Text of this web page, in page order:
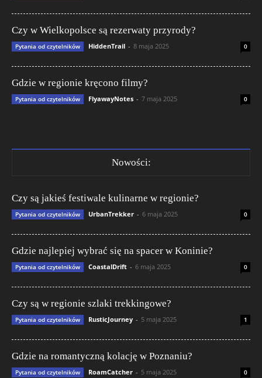
Czy w Wielkopolsce są rezerwaty przyrody?
Pytania od czytelników HiddenTrail - 8 maja 2025 0
Gdzie w regionie kręcono filmy?
Pytania od czytelników FlyawayNotes - 7 maja 2025 0
Nowości:
Czy są jakieś festiwale kulinarne w regionie?
Pytania od czytelników UrbanTrekker - 6 maja 2025 0
Gdzie najlepiej wybrać się na spacer w Koninie?
Pytania od czytelników CoastalDrift - 6 maja 2025 0
Czy są w regionie szlaki trekkingowe?
Pytania od czytelników RusticJourney - 5 maja 2025 1
Gdzie na romantyczną kolację w Poznaniu?
Pytania od czytelników RoamCatcher - 5 maja 2025 0